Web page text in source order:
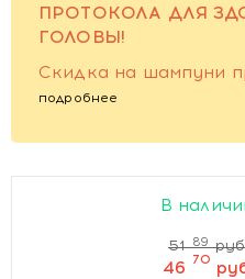
ПРОТОКОЛА ДЛЯ
ГОЛОВЫ!
Скидка на шампуни
подробнее
В
51 89
46 70